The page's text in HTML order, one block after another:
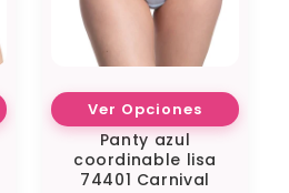
Panty azul
coordinable lisa
74401 Carnival
Ver Opciones